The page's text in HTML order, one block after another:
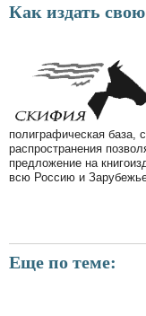
Как издать
полиграфическая база,
распространения
предложение на
всю Россию и
Еще по теме: